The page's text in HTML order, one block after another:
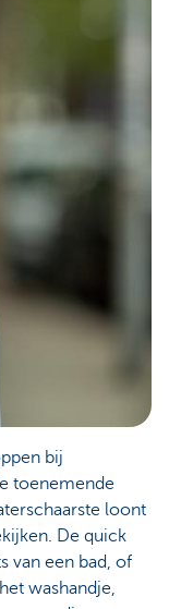
bij
toenemende
loont
De quick
van een bad, of
washandje,